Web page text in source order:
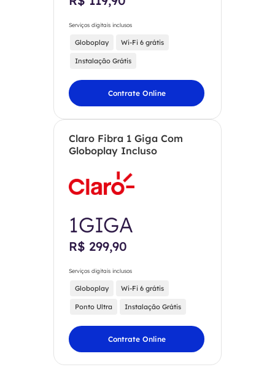
Serviços digitais inclusos
Globoplay Wi-Fi 6 grátis
Instalação Grátis
Contrate Online
Claro Fibra 1 Giga Com
Globoplay Incluso
1GIGA
R$ 299,90
Serviços digitais inclusos
Globoplay Wi-Fi 6 grátis
Ponto Ultra Instalação Grátis
Contrate Online